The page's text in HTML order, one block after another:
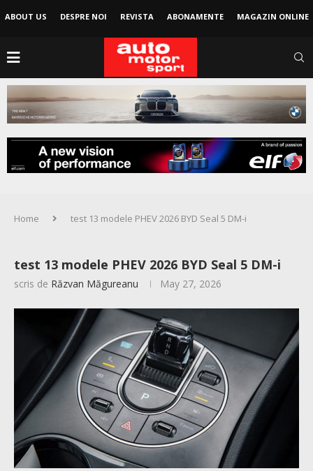
ABOUT US DESPRE NOI REVISTA ABONAMENTE MAGAZIN ONLINE
Home test 13 modele PHEV 2026 BYD Seal 5 DM-i
test 13 modele PHEV 2026 BYD Seal 5 DM-i
scris de Răzvan Măgureanu May 27, 2026